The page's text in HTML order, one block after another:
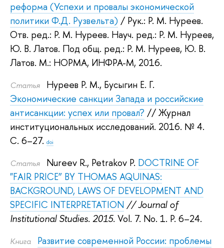
реформа (Успехи и провалы экономической
политики Ф.Д. Рузвельта) / Рук.: Р. М. Нуреев.
Отв. ред.: Р. М. Нуреев. Науч. ред.: Р. М. Нуреев,
Ю. В. Латов. Под общ. ред.: Р. М. Нуреев, Ю. В.
Латов. М.: НОРМА, ИНФРА-М, 2016.
Статья Нуреев Р. М., Бусыгин Е. Г.
Экономические санкции Запада и российские
антисанкции: успех или провал? // Журнал
институциональных исследований. 2016. № 4.
С. 6–27. doi
Статья Nureev R., Petrakov P. DOCTRINE OF
"FAIR PRICE” BY THOMAS AQUINAS:
BACKGROUND, LAWS OF DEVELOPMENT AND
SPECIFIC INTERPRETATION // Journal of
Institutional Studies. 2015. Vol. 7. No. 1. P. 6–24.
Книга
Развитие современной России: проблемы